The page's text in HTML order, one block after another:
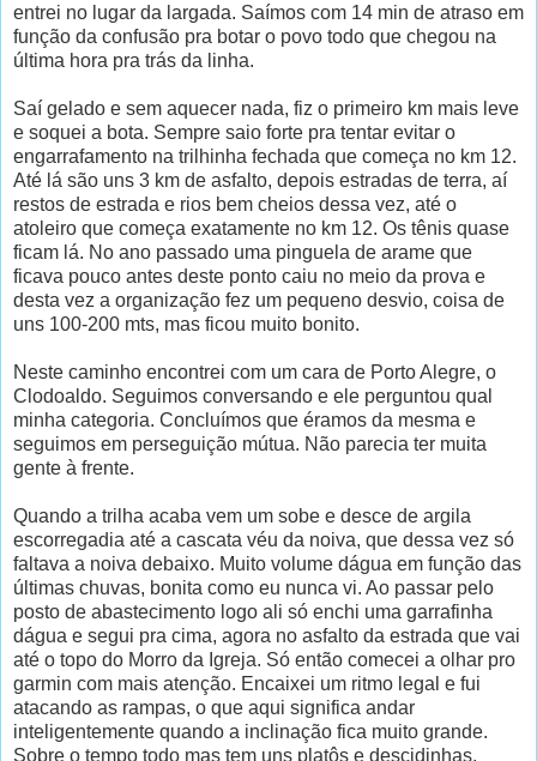
entrei no lugar da largada. Saímos com 14 min de atraso em
função da confusão pra botar o povo todo que chegou na
última hora pra trás da linha.
Saí gelado e sem aquecer nada, fiz o primeiro km mais leve
e soquei a bota. Sempre saio forte pra tentar evitar o
engarrafamento na trilhinha fechada que começa no km 12.
Até lá são uns 3 km de asfalto, depois estradas de terra, aí
restos de estrada e rios bem cheios dessa vez, até o
atoleiro que começa exatamente no km 12. Os tênis quase
ficam lá. No ano passado uma pinguela de arame que
ficava pouco antes deste ponto caiu no meio da prova e
desta vez a organização fez um pequeno desvio, coisa de
uns 100-200 mts, mas ficou muito bonito.
Neste caminho encontrei com um cara de Porto Alegre, o
Clodoaldo. Seguimos conversando e ele perguntou qual
minha categoria. Concluímos que éramos da mesma e
seguimos em perseguição mútua. Não parecia ter muita
gente à frente.
Quando a trilha acaba vem um sobe e desce de argila
escorregadia até a cascata véu da noiva, que dessa vez só
faltava a noiva debaixo. Muito volume dágua em função das
últimas chuvas, bonita como eu nunca vi. Ao passar pelo
posto de abastecimento logo ali só enchi uma garrafinha
dágua e segui pra cima, agora no asfalto da estrada que vai
até o topo do Morro da Igreja. Só então comecei a olhar pro
garmin com mais atenção. Encaixei um ritmo legal e fui
atacando as rampas, o que aqui significa andar
inteligentemente quando a inclinação fica muito grande.
Sobre o tempo todo mas tem uns platôs e descidinhas,